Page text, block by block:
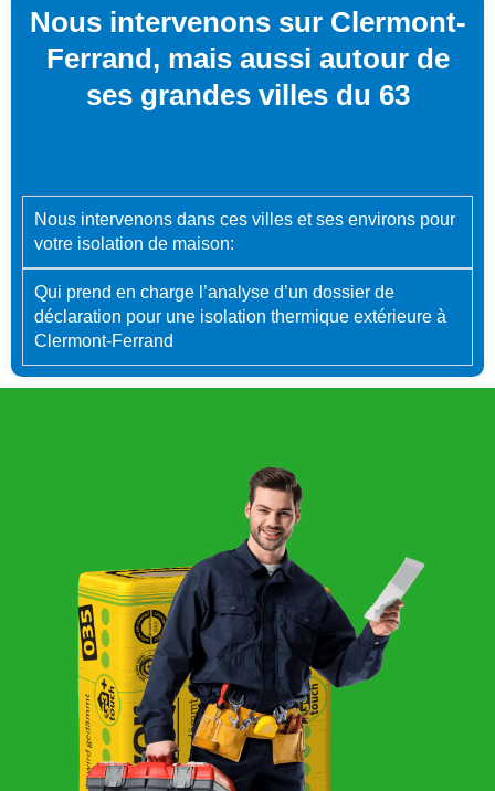
Nous intervenons sur Clermont-
Ferrand, mais aussi autour de
ses grandes villes du 63
Nous intervenons dans ces villes et ses environs pour
votre isolation de maison:
Qui prend en charge l’analyse d’un dossier de
déclaration pour une isolation thermique extérieure à
Clermont-Ferrand